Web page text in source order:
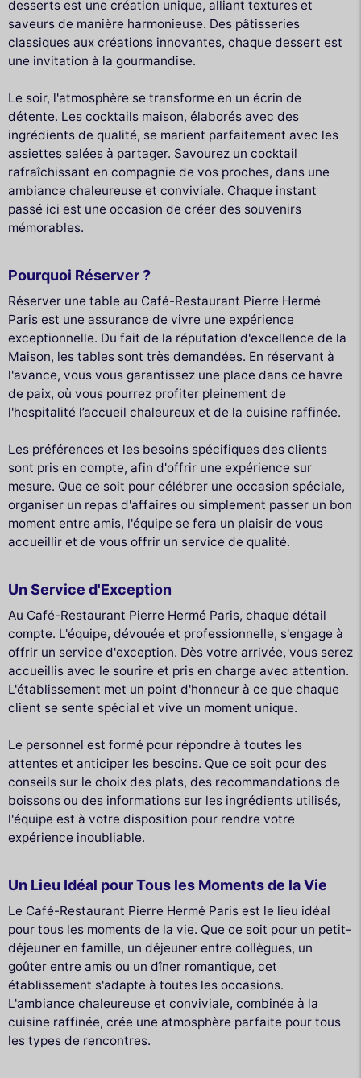
desserts est une création unique, alliant textures et
saveurs de manière harmonieuse. Des pâtisseries
classiques aux créations innovantes, chaque dessert est
une invitation à la gourmandise.
Le soir, l'atmosphère se transforme en un écrin de
détente. Les cocktails maison, élaborés avec des
ingrédients de qualité, se marient parfaitement avec les
assiettes salées à partager. Savourez un cocktail
rafraîchissant en compagnie de vos proches, dans une
ambiance chaleureuse et conviviale. Chaque instant
passé ici est une occasion de créer des souvenirs
mémorables.
Pourquoi Réserver ?
Réserver une table au Café-Restaurant Pierre Hermé
Paris est une assurance de vivre une expérience
exceptionnelle. Du fait de la réputation d'excellence de la
Maison, les tables sont très demandées. En réservant à
l'avance, vous vous garantissez une place dans ce havre
de paix, où vous pourrez profiter pleinement de
l'hospitalité l’accueil chaleureux et de la cuisine raffinée.
Les préférences et les besoins spécifiques des clients
sont pris en compte, afin d'offrir une expérience sur
mesure. Que ce soit pour célébrer une occasion spéciale,
organiser un repas d'affaires ou simplement passer un bon
moment entre amis, l'équipe se fera un plaisir de vous
accueillir et de vous offrir un service de qualité.
Un Service d'Exception
Au Café-Restaurant Pierre Hermé Paris, chaque détail
compte. L'équipe, dévouée et professionnelle, s'engage à
offrir un service d'exception. Dès votre arrivée, vous serez
accueillis avec le sourire et pris en charge avec attention.
L'établissement met un point d'honneur à ce que chaque
client se sente spécial et vive un moment unique.
Le personnel est formé pour répondre à toutes les
attentes et anticiper les besoins. Que ce soit pour des
conseils sur le choix des plats, des recommandations de
boissons ou des informations sur les ingrédients utilisés,
l'équipe est à votre disposition pour rendre votre
expérience inoubliable.
Un Lieu Idéal pour Tous les Moments de la Vie
Le Café-Restaurant Pierre Hermé Paris est le lieu idéal
pour tous les moments de la vie. Que ce soit pour un petit-
déjeuner en famille, un déjeuner entre collègues, un
goûter entre amis ou un dîner romantique, cet
établissement s'adapte à toutes les occasions.
L'ambiance chaleureuse et conviviale, combinée à la
cuisine raffinée, crée une atmosphère parfaite pour tous
les types de rencontres.